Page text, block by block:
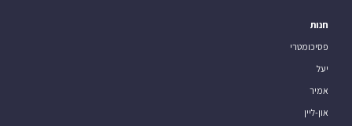
חנות
פסיכומטרי
יעל
אמיר
און-ליין